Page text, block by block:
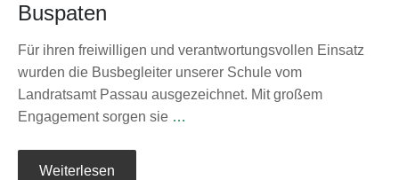
Buspaten
Für ihren freiwilligen und verantwortungsvollen Einsatz
wurden die Busbegleiter unserer Schule vom
Landratsamt Passau ausgezeichnet. Mit großem
Engagement sorgen sie …
Weiterlesen